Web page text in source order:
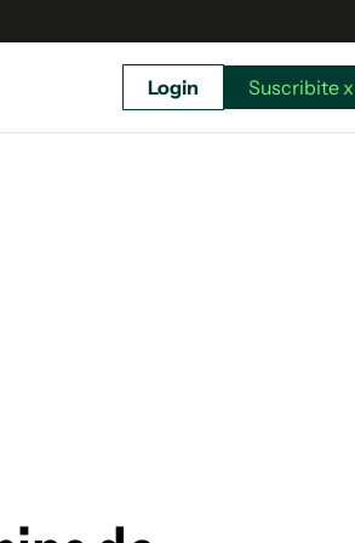
Suscribite x US$ 3,45
Login Suscribite x